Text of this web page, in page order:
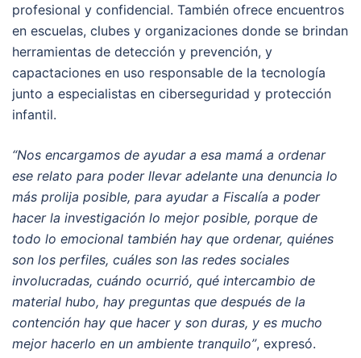
profesional y confidencial. También ofrece encuentros
en escuelas, clubes y organizaciones donde se brindan
herramientas de detección y prevención, y
capactaciones en uso responsable de la tecnología
junto a especialistas en ciberseguridad y protección
infantil.
“Nos encargamos de ayudar a esa mamá a ordenar
ese relato para poder llevar adelante una denuncia lo
más prolija posible, para ayudar a Fiscalía a poder
hacer la investigación lo mejor posible, porque de
todo lo emocional también hay que ordenar, quiénes
son los perfiles, cuáles son las redes sociales
involucradas, cuándo ocurrió, qué intercambio de
material hubo, hay preguntas que después de la
contención hay que hacer y son duras, y es mucho
mejor hacerlo en un ambiente tranquilo”, expresó.